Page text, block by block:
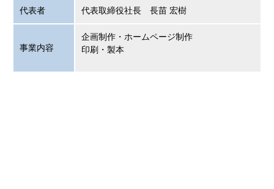
代表者 代表取締役社長 長苗 宏樹
事業内容
企画制作・ホームページ制作
印刷・製本